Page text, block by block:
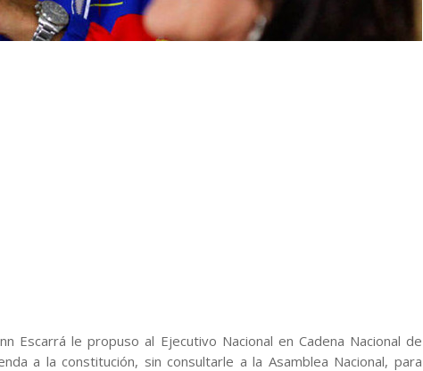
Escarrá le propuso al Ejecutivo Nacional en Cadena Nacional de
a la constitución, sin consultarle a la Asamblea Nacional, para